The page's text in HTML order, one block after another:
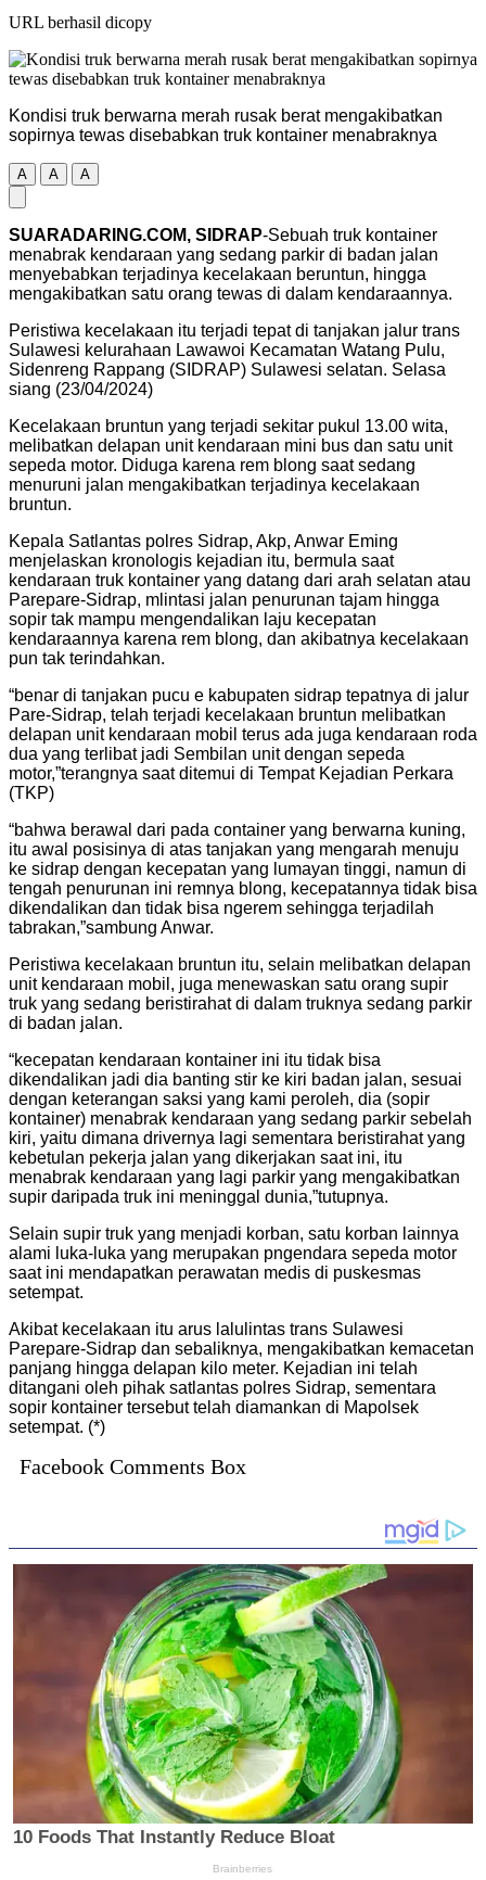
URL berhasil dicopy
Kondisi truk berwarna merah rusak berat mengakibatkan
sopirnya tewas disebabkan truk kontainer menabraknya
A A A
SUARADARING.COM, SIDRAP-Sebuah truk kontainer
menabrak kendaraan yang sedang parkir di badan jalan
menyebabkan terjadinya kecelakaan beruntun, hingga
mengakibatkan satu orang tewas di dalam kendaraannya.
Peristiwa kecelakaan itu terjadi tepat di tanjakan jalur trans
Sulawesi kelurahaan Lawawoi Kecamatan Watang Pulu,
Sidenreng Rappang (SIDRAP) Sulawesi selatan. Selasa
siang (23/04/2024)
Kecelakaan bruntun yang terjadi sekitar pukul 13.00 wita,
melibatkan delapan unit kendaraan mini bus dan satu unit
sepeda motor. Diduga karena rem blong saat sedang
menuruni jalan mengakibatkan terjadinya kecelakaan
bruntun.
Kepala Satlantas polres Sidrap, Akp, Anwar Eming
menjelaskan kronologis kejadian itu, bermula saat
kendaraan truk kontainer yang datang dari arah selatan atau
Parepare-Sidrap, mlintasi jalan penurunan tajam hingga
sopir tak mampu mengendalikan laju kecepatan
kendaraannya karena rem blong, dan akibatnya kecelakaan
pun tak terindahkan.
“benar di tanjakan pucu e kabupaten sidrap tepatnya di jalur
Pare-Sidrap, telah terjadi kecelakaan bruntun melibatkan
delapan unit kendaraan mobil terus ada juga kendaraan roda
dua yang terlibat jadi Sembilan unit dengan sepeda
motor,”terangnya saat ditemui di Tempat Kejadian Perkara
(TKP)
“bahwa berawal dari pada container yang berwarna kuning,
itu awal posisinya di atas tanjakan yang mengarah menuju
ke sidrap dengan kecepatan yang lumayan tinggi, namun di
tengah penurunan ini remnya blong, kecepatannya tidak bisa
dikendalikan dan tidak bisa ngerem sehingga terjadilah
tabrakan,”sambung Anwar.
Peristiwa kecelakaan bruntun itu, selain melibatkan delapan
unit kendaraan mobil, juga menewaskan satu orang supir
truk yang sedang beristirahat di dalam truknya sedang parkir
di badan jalan.
“kecepatan kendaraan kontainer ini itu tidak bisa
dikendalikan jadi dia banting stir ke kiri badan jalan, sesuai
dengan keterangan saksi yang kami peroleh, dia (sopir
kontainer) menabrak kendaraan yang sedang parkir sebelah
kiri, yaitu dimana drivernya lagi sementara beristirahat yang
kebetulan pekerja jalan yang dikerjakan saat ini, itu
menabrak kendaraan yang lagi parkir yang mengakibatkan
supir daripada truk ini meninggal dunia,”tutupnya.
Selain supir truk yang menjadi korban, satu korban lainnya
alami luka-luka yang merupakan pngendara sepeda motor
saat ini mendapatkan perawatan medis di puskesmas
setempat.
Akibat kecelakaan itu arus lalulintas trans Sulawesi
Parepare-Sidrap dan sebaliknya, mengakibatkan kemacetan
panjang hingga delapan kilo meter. Kejadian ini telah
ditangani oleh pihak satlantas polres Sidrap, sementara
sopir kontainer tersebut telah diamankan di Mapolsek
setempat. (*)
Facebook Comments Box